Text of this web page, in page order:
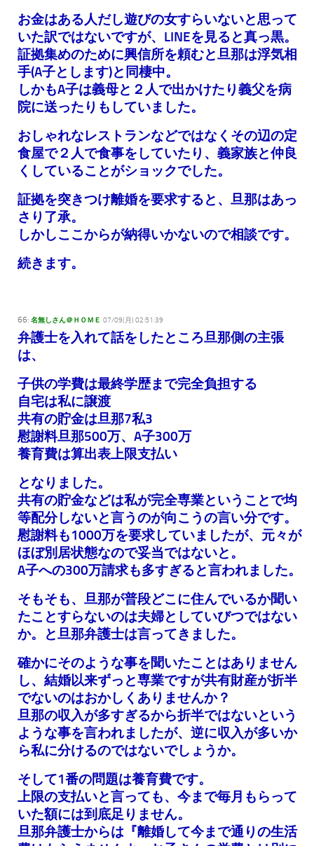
お金はある人だし遊びの女すらいないと思って
いた訳ではないですが、LINEを見ると真っ黒。
証拠集めのために興信所を頼むと旦那は浮気相
手(A子とします)と同棲中。
しかもA子は義母と２人で出かけたり義父を病
院に送ったりもしていました。
おしゃれなレストランなどではなくその辺の定
食屋で２人で食事をしていたり、義家族と仲良
くしていることがショックでした。
証拠を突きつけ離婚を要求すると、旦那はあっ
さり了承。
しかしここからが納得いかないので相談です。
続きます。
66: 名無しさん＠ＨＯＭＥ 07/09(月) 02:51:39
弁護士を入れて話をしたところ旦那側の主張
は、
子供の学費は最終学歴まで完全負担する
自宅は私に譲渡
共有の貯金は旦那7私3
慰謝料旦那500万、A子300万
養育費は算出表上限支払い
となりました。
共有の貯金などは私が完全専業ということで均
等配分しないと言うのが向こうの言い分です。
慰謝料も1000万を要求していましたが、元々が
ほぼ別居状態なので妥当ではないと。
A子への300万請求も多すぎると言われました。
そもそも、旦那が普段どこに住んでいるか聞い
たことすらないのは夫婦としていびつではない
か。と旦那弁護士は言ってきました。
確かにそのような事を聞いたことはありません
し、結婚以来ずっと専業ですが共有財産が折半
でないのはおかしくありませんか？
旦那の収入が多すぎるから折半ではないという
ような事を言われましたが、逆に収入が多いか
ら私に分けるのではないでしょうか。
そして1番の問題は養育費です。
上限の支払いと言っても、今まで毎月もらって
いた額には到底足りません。
旦那弁護士からは『離婚して今まで通りの生活